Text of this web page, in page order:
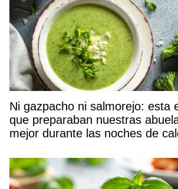
Ni gazpacho ni salmorejo: esta
que preparaban nuestras
mejor durante las noches de